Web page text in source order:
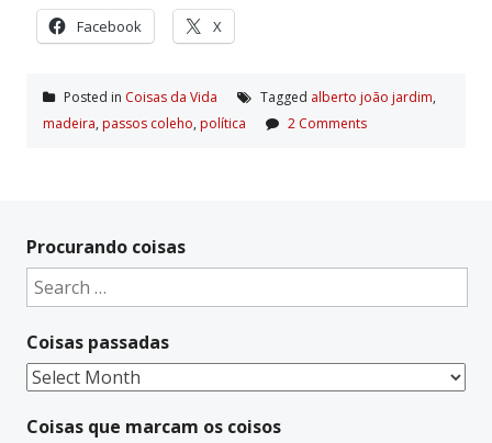
Facebook X
Posted in Coisas da Vida Tagged alberto joão jardim,
madeira, passos coleho, polí­tica 2 Comments
Procurando coisas
Search
for:
Coisas passadas
Coisas
Coisas que marcam os coisos